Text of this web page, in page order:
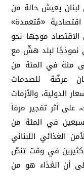
لبنان يعيش حالة من
«مُتعمدة»
موجها نحو
نموذجًا لبلد هشّ مع
مئة في المئة من
عرضّة للصدمات
الدولية، والأزمات
على أثر تفجير مرفأ
في المئة من
الغذائي اللبناني
في وقت تنصّ
أن الغذاء هو من